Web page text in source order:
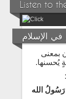
Listen to
الإسلام
بمعنى
يُحسنها.
رَسُولُ الله